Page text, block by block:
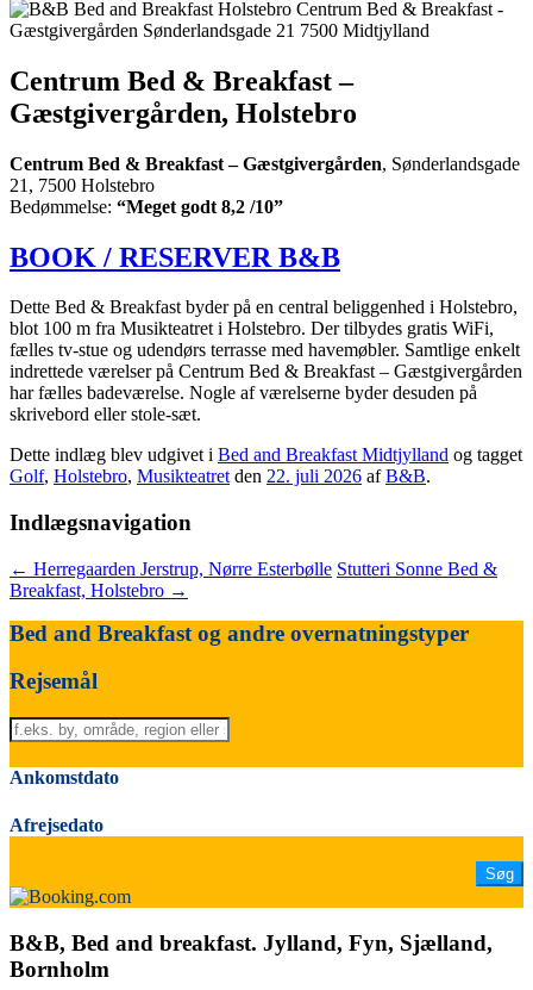
Centrum Bed & Breakfast –
Gæstgivergården, Holstebro
Centrum Bed & Breakfast – Gæstgivergården, Sønderlandsgade
21, 7500 Holstebro
Bedømmelse: “Meget godt 8,2 /10”
BOOK / RESERVER B&B
Dette Bed & Breakfast byder på en central beliggenhed i Holstebro,
blot 100 m fra Musikteatret i Holstebro. Der tilbydes gratis WiFi,
fælles tv-stue og udendørs terrasse med havemøbler. Samtlige enkelt
indrettede værelser på Centrum Bed & Breakfast – Gæstgivergården
har fælles badeværelse. Nogle af værelserne byder desuden på
skrivebord eller stole-sæt.
Dette indlæg blev udgivet i Bed and Breakfast Midtjylland og tagget
Golf, Holstebro, Musikteatretden 22. juli 2026 afB&B.
Indlægsnavigation
← Herregaarden Jerstrup, Nørre Esterbølle Stutteri Sonne Bed &
Breakfast, Holstebro →
Bed and Breakfast og andre overnatningstyper
Rejsemål
Ankomstdato
Afrejsedato
B&B, Bed and breakfast. Jylland, Fyn, Sjælland,
Bornholm